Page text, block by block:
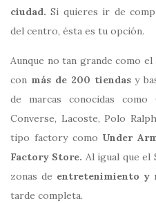
ciudad. Si quieres ir de
del centro, ésta es tu opción.
Aunque no tan grande como
con más de 200 tiendasy
de marcas conocidas
Converse, Lacoste, Polo
tipo factory como Under
Factory Store. Al igual que el
zonas de entretenimiento y
tarde completa.